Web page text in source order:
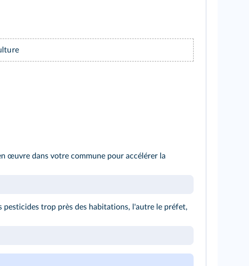
œuvre dans votre commune pour accélérer la
pesticides trop près des habitations, l'autre le préfet,